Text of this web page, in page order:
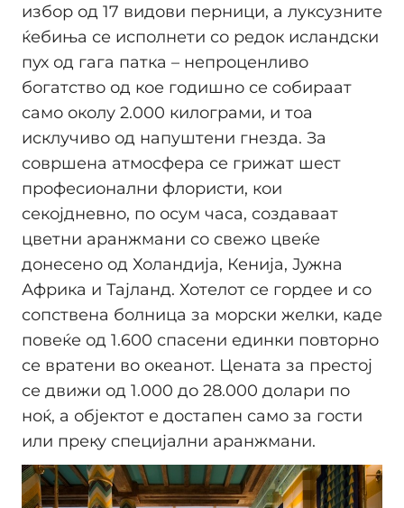
избор од 17 видови перници, а луксузните
ќебиња се исполнети со редок исландски
пух од гага патка – непроценливо
богатство од кое годишно се собираат
само околу 2.000 килограми, и тоа
исклучиво од напуштени гнезда. За
совршена атмосфера се грижат шест
професионални флористи, кои
секојдневно, по осум часа, создаваат
цветни аранжмани со свежо цвеќе
донесено од Холандија, Кенија, Јужна
Африка и Тајланд. Хотелот се гордее и со
сопствена болница за морски желки, каде
повеќе од 1.600 спасени единки повторно
се вратени во океанот. Цената за престој
се движи од 1.000 до 28.000 долари по
ноќ, а објектот е достапен само за гости
или преку специјални аранжмани.